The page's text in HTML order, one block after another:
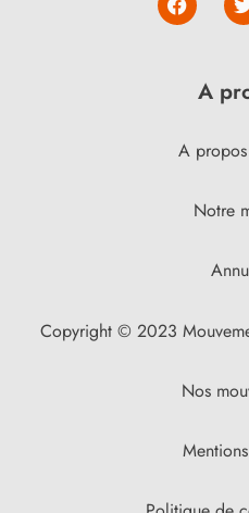
A
A
Notre
Copyright © 2023
Nos